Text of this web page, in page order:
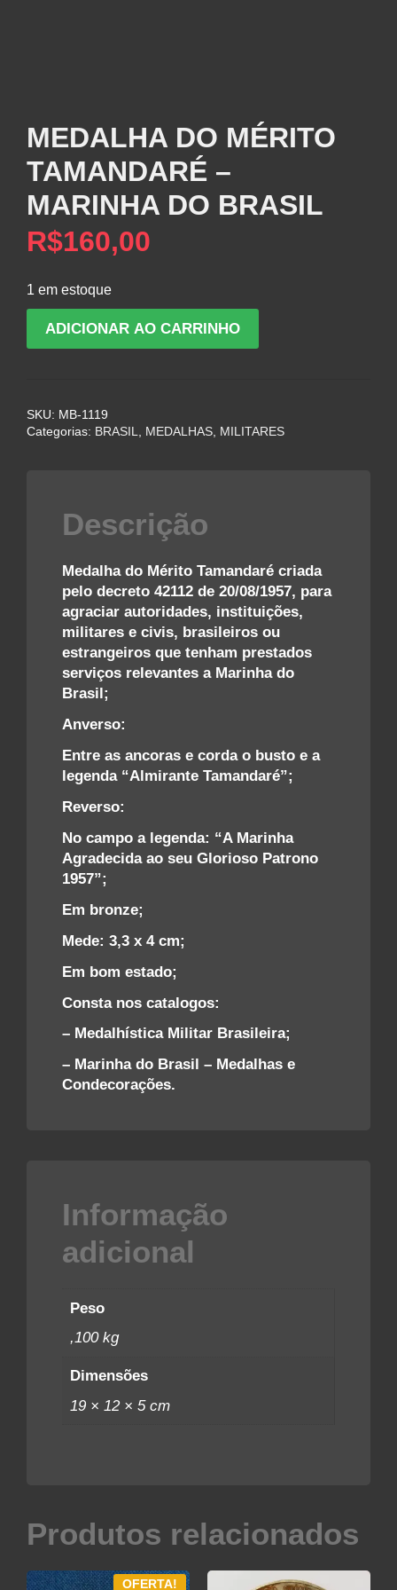
MEDALHA DO MÉRITO
TAMANDARÉ –
MARINHA DO BRASIL
R$160,00
1 em estoque
DO
MARINHA
DO
ADICIONAR AO CARRINHO
SKU: MB-1119
Categorias: BRASIL, MEDALHAS, MILITARES
Descrição
Medalha do Mérito Tamandaré criada
pelo decreto 42112 de 20/08/1957, para
agraciar autoridades, instituições,
militares e civis, brasileiros ou
estrangeiros que tenham prestados
serviços relevantes a Marinha do
Brasil;
Anverso:
Entre as ancoras e corda o busto e a
legenda “Almirante Tamandaré”;
Reverso:
No campo a legenda: “A Marinha
Agradecida ao seu Glorioso Patrono
1957”;
Em bronze;
Mede: 3,3 x 4 cm;
Em bom estado;
Consta nos catalogos:
– Medalhística Militar Brasileira;
– Marinha do Brasil – Medalhas e
Condecorações.
Informação
adicional
Peso
,100 kg
Dimensões
19 × 12 × 5 cm
Produtos relacionados
OFERTA!